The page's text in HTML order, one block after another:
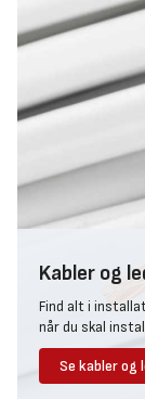
Kabler og
Find alt i
når du skal
Se kabler og